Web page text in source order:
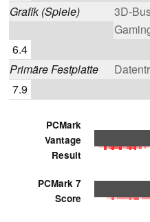
Grafik (Spiele)
3D-
6.4
Primäre Festplatte
7.9
PCMark
Vantage
Result
PCMark 7
Score